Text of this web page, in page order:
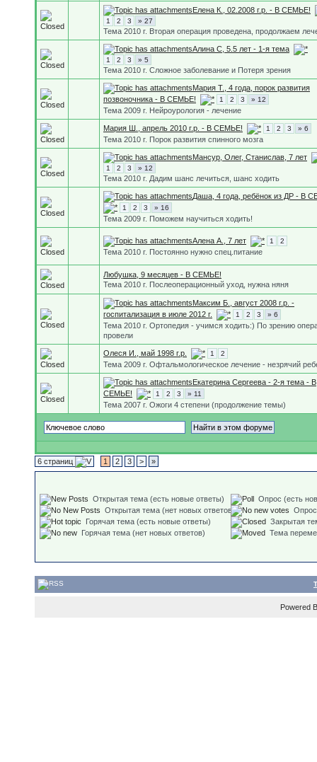
Елена К., 02.2008 г.р. - В СЕМЬЕ!
1 2 3 » 27
Тема 2010 г. Вторая операция проведена, продолжаем
Алина С, 5.5 лет - 1-я тема
1 2 3 » 5
Тема 2010 г. Сложное заболевание и Потеря зрения
Мария Т., 4 года, порок развития
позвоночника - В СЕМЬЕ!
1 2 3 » 12
Тема 2009 г. Нейроурология - лечение
Мария Ш., апрель 2010 г.р. - В СЕМЬЕ! 1 2 3 » 6
Тема 2010 г. Порок развития спинного мозга
Мансур, Олег, Станислав, 7 лет
1 2 3 » 12
Тема 2010 г. Дадим шанс лечиться, шанс ходить
Даша, 4 года, ребёнок из ДР - В
1 2 3 » 16
Тема 2009 г. Поможем научиться ходить!
Алена А., 7 лет 1 2
Тема 2010 г. Постоянно нужно спец.питание
Любушка, 9 месяцев - В СЕМЬЕ!
Тема 2010 г. Послеоперационный уход, нужна няня
Максим Б., август 2008 г.р. -
госпитализация в июле 2012 г.
1 2 3 » 6
Тема 2010 г. Ортопедия - учимся ходить:) По зрению
провели
Олеся И., май 1998 г.р. 1 2
Тема 2009 г. Офтальмологическое лечение - незрячий
Екатерина Сергеева - 2-я тема - В
СЕМЬЕ!
1 2 3 » 11
Тема 2007 г. Ожоги 4 степени (продолжение темы)
6 страниц 1 2 3 > »
Открытая тема (есть новые ответы)
Открытая тема (нет новых ответов)
Горячая тема (есть новые ответы)
Горячая тема (нет новых ответов)
Опрос (есть
Опрос
Закрытая
Тема
Powered